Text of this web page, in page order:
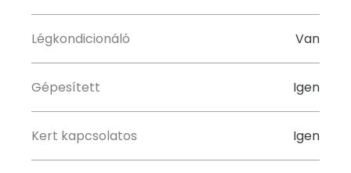
Légkondicionáló Van
Gépesített Igen
Kert kapcsolatos Igen